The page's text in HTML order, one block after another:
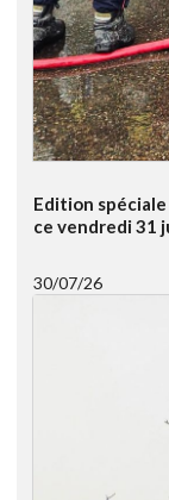
Edition
ce vendredi 31
30/07/26